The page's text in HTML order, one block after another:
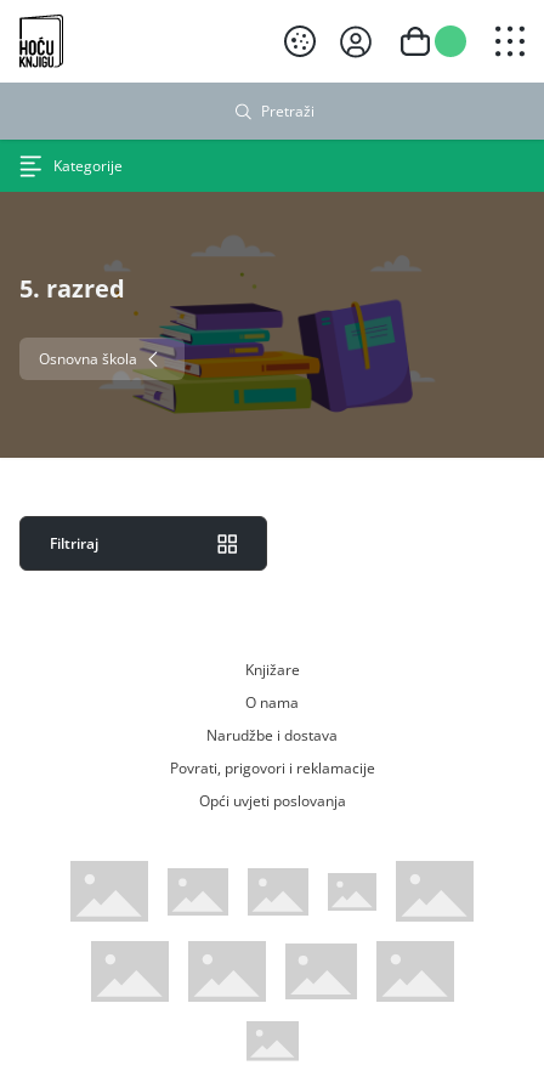
Hoću knjigu crni logo
Pretraži
Kategorije
5. razred
Osnovna škola
Filtriraj
Knjižare
O nama
Narudžbe i dostava
Povrati, prigovori i reklamacije
Opći uvjeti poslovanja
WsPay web stranicaMaestro web stranicaMastercard web stranicaAmerican Express web stranica
Visa web stranica
Diners web stranicaTrustwave certificiranoMastercard sigurnosni kod web
Pci Dss certificirano
Verified by Visa web stranica